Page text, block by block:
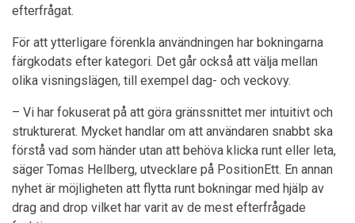
efterfrågat.
För att ytterligare förenkla användningen har bokningarna
färgkodats efter kategori. Det går också att välja mellan
olika visningslägen, till exempel dag- och veckovy.
– Vi har fokuserat på att göra gränssnittet mer intuitivt och
strukturerat. Mycket handlar om att användaren snabbt ska
förstå vad som händer utan att behöva klicka runt eller leta,
säger Tomas Hellberg, utvecklare på PositionEtt. En annan
nyhet är möjligheten att flytta runt bokningar med hjälp av
drag and drop vilket har varit av de mest efterfrågade